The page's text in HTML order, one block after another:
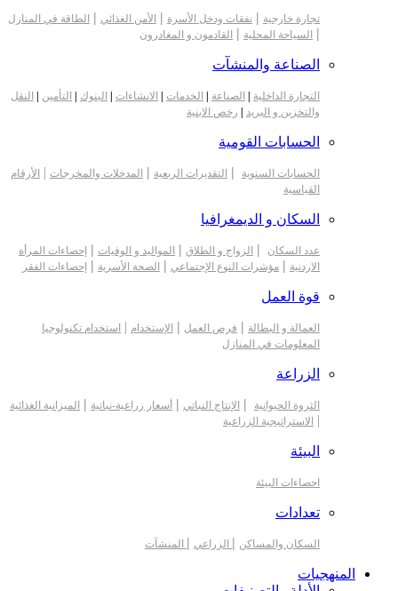
تجارة خارجية | نفقات ودخل الأسرة | الأمن الغذائي | الطاقة في المنازل
| السياحة المحلية | القادمون و المغادرون
الصناعة والمنشآت
التجارة الداخلية | الصناعة | الخدمات | الانشاءات | البنوك | التأمين | النقل
والتخزين و البريد | رخص الابنية
الحسابات القومية
الحسابات السنوية | التقديرات الربعية | المدخلات والمخرجات | الأرقام
القياسية
السكان و الديمغرافيا
عدد السكان | الزواج و الطلاق | المواليد و الوفيات | إحصاءات المرأة
الاردنية | مؤشرات النوع الإجتماعي | الصحة الأسرية | إحصاءات الفقر
قوة العمل
العمالة و البطالة | فرص العمل | الإستخدام | استخدام تكنولوجيا
المعلومات في المنازل
الزراعة
الثروة الحيوانية | الإنتاج النباتي | أسعار زراعية-نباتية | الميزانية الغذائية
| الاستراتيجية الزراعية
البيئة
احصاءات البيئة
تعدادات
السكان والمساكن | الزراعي | المنشآت
المنهجيات